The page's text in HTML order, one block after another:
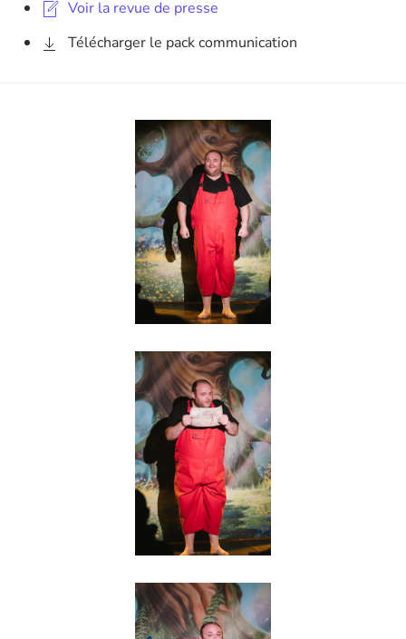
Voir la revue de presse
Télécharger le pack communication
Agrandir
Agrandir